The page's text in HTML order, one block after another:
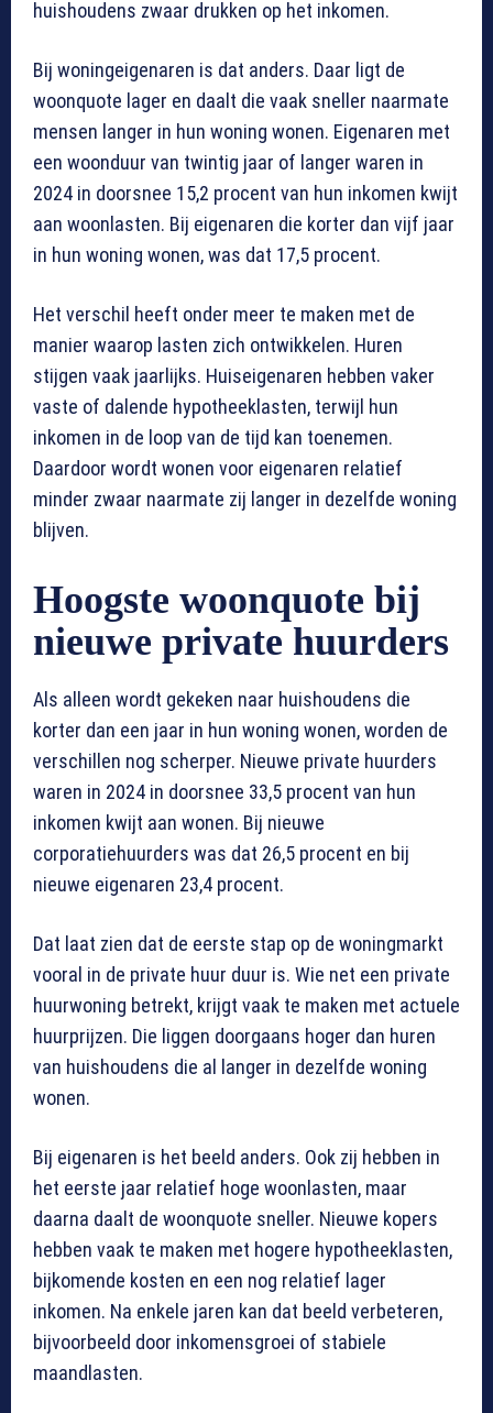
huishoudens zwaar drukken op het inkomen.
Bij woningeigenaren is dat anders. Daar ligt de
woonquote lager en daalt die vaak sneller naarmate
mensen langer in hun woning wonen. Eigenaren met
een woonduur van twintig jaar of langer waren in
2024 in doorsnee 15,2 procent van hun inkomen kwijt
aan woonlasten. Bij eigenaren die korter dan vijf jaar
in hun woning wonen, was dat 17,5 procent.
Het verschil heeft onder meer te maken met de
manier waarop lasten zich ontwikkelen. Huren
stijgen vaak jaarlijks. Huiseigenaren hebben vaker
vaste of dalende hypotheeklasten, terwijl hun
inkomen in de loop van de tijd kan toenemen.
Daardoor wordt wonen voor eigenaren relatief
minder zwaar naarmate zij langer in dezelfde woning
blijven.
Hoogste woonquote bij
nieuwe private huurders
Als alleen wordt gekeken naar huishoudens die
korter dan een jaar in hun woning wonen, worden de
verschillen nog scherper. Nieuwe private huurders
waren in 2024 in doorsnee 33,5 procent van hun
inkomen kwijt aan wonen. Bij nieuwe
corporatiehuurders was dat 26,5 procent en bij
nieuwe eigenaren 23,4 procent.
Dat laat zien dat de eerste stap op de woningmarkt
vooral in de private huur duur is. Wie net een private
huurwoning betrekt, krijgt vaak te maken met actuele
huurprijzen. Die liggen doorgaans hoger dan huren
van huishoudens die al langer in dezelfde woning
wonen.
Bij eigenaren is het beeld anders. Ook zij hebben in
het eerste jaar relatief hoge woonlasten, maar
daarna daalt de woonquote sneller. Nieuwe kopers
hebben vaak te maken met hogere hypotheeklasten,
bijkomende kosten en een nog relatief lager
inkomen. Na enkele jaren kan dat beeld verbeteren,
bijvoorbeeld door inkomensgroei of stabiele
maandlasten.